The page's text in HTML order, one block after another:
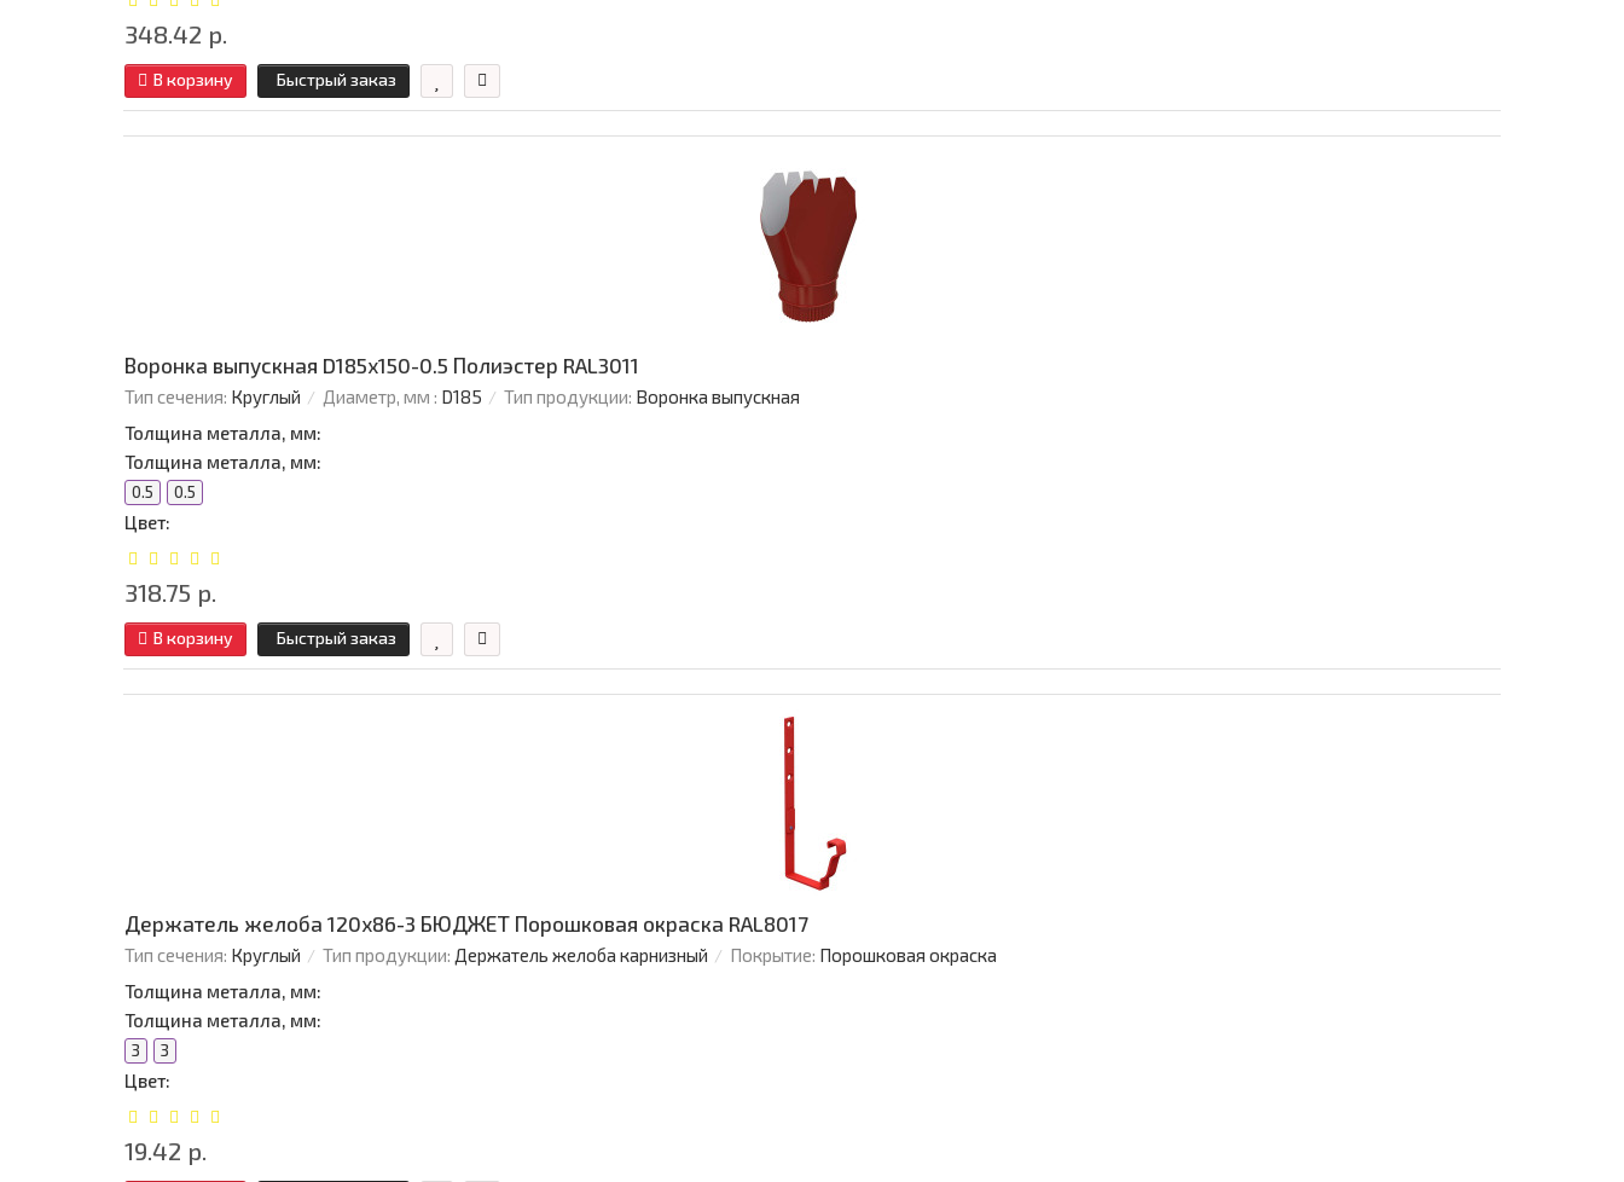
348.42 р.
В корзину Быстрый заказ
Воронка выпускная D185х150-0.5 Полиэстер RAL3011
Тип сечения: Круглый Диаметр, мм : D185 Тип продукции: Воронка выпускная
Толщина металла, мм:
Толщина металла, мм:
0.5 0.5
Цвет:
318.75 р.
В корзину Быстрый заказ
Держатель желоба 120х86-3 БЮДЖЕТ Порошковая окраска RAL8017
Тип сечения: Круглый Тип продукции: Держатель желоба карнизный Покрытие: Порошковая окраска
Толщина металла, мм:
Толщина металла, мм:
3 3
Цвет:
19.42 р.